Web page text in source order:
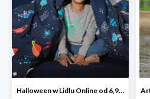
Halloween w Lidlu Online od 6,99 zł